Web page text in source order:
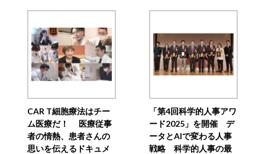
CAR T細胞療法はチー
ム医療だ！ 医療従事
者の情熱、患者さんの
思いを伝えるドキュメ
「第4回科学的人事アワ
ード2025」を開催 デ
ータとAIで変わる人事
戦略 科学的人事の最